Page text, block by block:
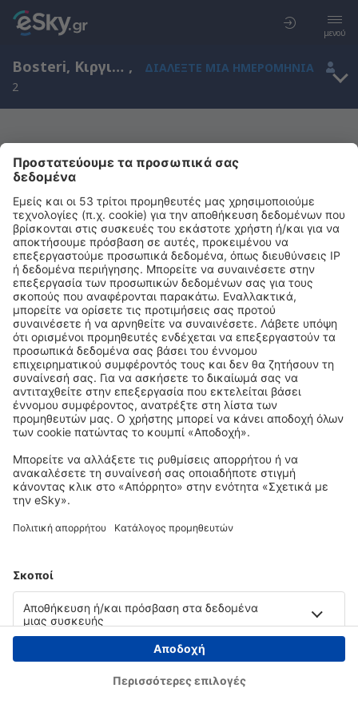
μενού
Bosteri, Κιργιστάν ,
ΔΙΑΛΈΞΤΕ ΜΙΑ ΗΜΕΡΟΜΗΝΊΑ
2
Μας συγχωρείτε, δεν υπάρχουν
αποτελέσματα για την αναζήτησή σας
Προσπαθήστε να κάνετε αναζήτηση με διαφορετικά κριτήρια
Copyright © eSky.gr. Με την επιφύλαξη παντός νομίμου δικαιώματος.